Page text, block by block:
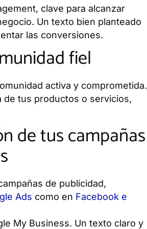
clave para alcanzar
Un texto bien planteado
las conversiones.
fiel
activa y comprometida.
tus productos o servicios,
de tus campañas
de publicidad,
Ads como en Facebook e
My Business. Un texto claro y